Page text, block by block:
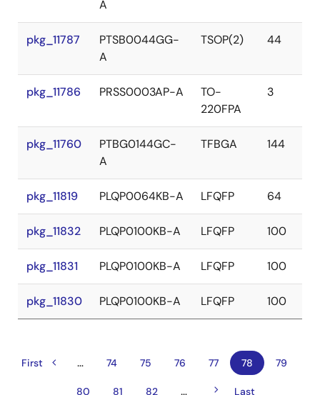
A
pkg_11787
PTSB0044GG-
A
TSOP(2) 44
pkg_11786 PRSS0003AP-A
TO-
220FPA
3
pkg_11760
PTBG0144GC-
A
TFBGA 144
pkg_11819 PLQP0064KB-A LFQFP 64
pkg_11832 PLQP0100KB-A LFQFP 100
pkg_11831 PLQP0100KB-A LFQFP 100
pkg_11830 PLQP0100KB-A LFQFP 100
ペ
先
First
前
…
ペ
ジ
74
ペ
ジ
75
ペ
76
ペ
ジ
77
カ
レ
ン
78
ペ
79
ペ
80
ペ
81
ペ
82 …
次
最
Last